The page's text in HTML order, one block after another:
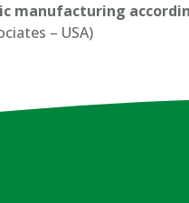
manufacturing
– USA)